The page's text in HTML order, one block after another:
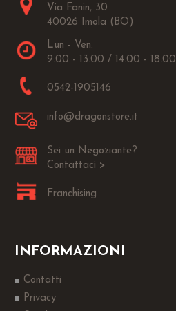
Via Fanin, 30
40026 Imola (BO)
Lun - Ven:
9.00 - 13.00 / 14.00 - 18.00
0542-1905146
info@dragonstore.it
Sei un Negoziante?
Contattaci >
Franchising
INFORMAZIONI
Contatti
Privacy